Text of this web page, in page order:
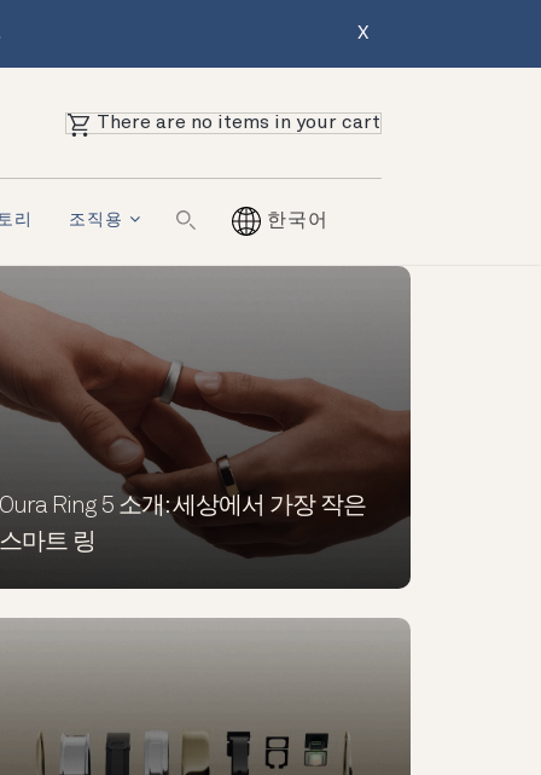
X
There are no items in your cart
리 조직용 한국어
Oura Ring 5 소개: 세상에서 가장 작은
스마트 링